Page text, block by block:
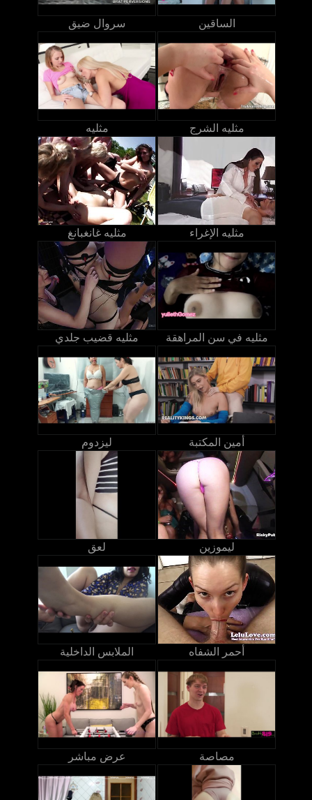
سروال ضيق الساقين
مثليه مثليه الشرج
مثليه غانغبانغ مثليه الإغراء
مثليه قضيب جلدي مثليه في سن المراهقة
ليزدوم أمين المكتبة
لعق ليموزين
الملابس الداخلية أحمر الشفاه
عرض مباشر مصاصة